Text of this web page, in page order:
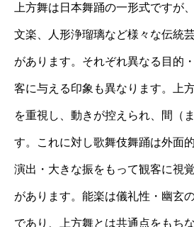
上方舞は日本舞踊の一形式ですが
文楽、人形浄瑠璃など様々な伝統
があります。それぞれ異なる目的
客に与える印象も異なります。上
を重視し、動きが控えられ、間（
す。これに対し歌舞伎舞踊は外面
演出・大きな振をもって観客に視
があります。能楽は儀礼性・幽玄
であり、上方舞とは共通点をもち